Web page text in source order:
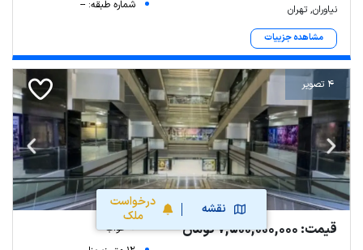
نقشه
درخواست
ملک
نیاوران, تهران
مشاهده جزییات
شماره طبقه: --
4 تصویر
قیمت: 7,500,000,000 تومان
0 خواب